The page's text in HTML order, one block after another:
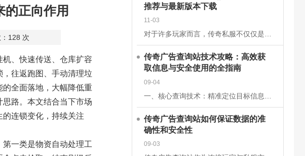
的正向作用
128 次
、快速传送、仓库扩容
往返跑图、手动清理垃
全面落地，大幅降低重
路。本文结合当下市场
连锁变化，持续关注
一类是物资自动处理工
推荐与最新版本下载
11-03
对于许多玩家而言，传奇私服不仅仅是一款游戏，更是一段青春的回忆。它继承了经典《传奇》的核心玩法，保留了战士、法师、道士三大职业的经典设定，同时在画面、操作和系统上进行了优化升级，让老玩家找回曾经的激情
传奇广告查询站技术攻略：高效获
取信息与安全使用的全指南
09-04
传奇广告查询站如何保证数据的准
确性和安全性
09-03